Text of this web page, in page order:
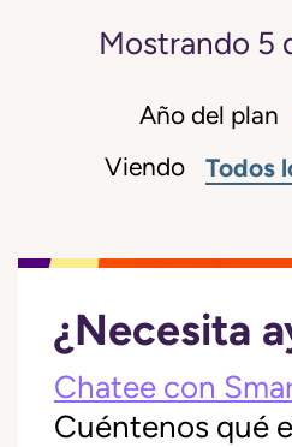
Mostrando 5
Año del plan
Viendo Todos
¿Necesita
Chatee con
Cuéntenos qué